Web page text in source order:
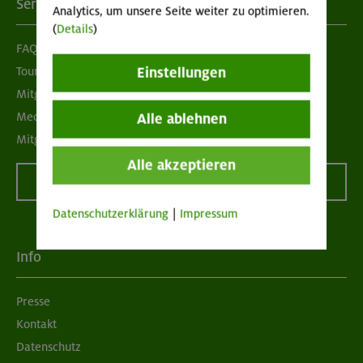
Services
FAQ
Tour der Woche
Mitgliedermagazin alpinwelt
Mediadaten
Mitgliedschaft kündigen
Vertrag widerrufen
Info
Presse
Kontakt
Datenschutz
Analytics, um unsere Seite weiter zu optimieren.
(Details)
Einstellungen
Alle ablehnen
Alle akzeptieren
Datenschutzerklärung Impressum